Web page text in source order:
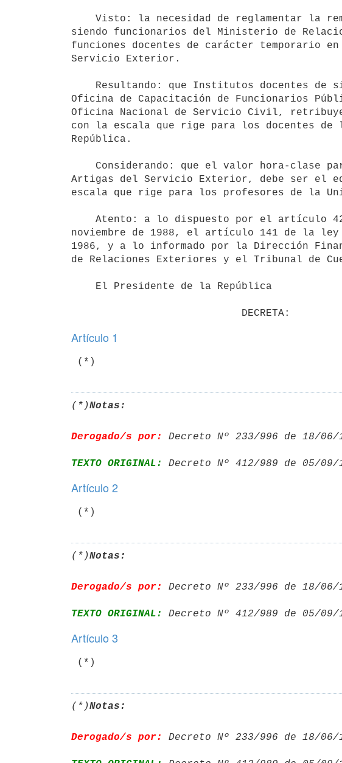
siendo funcionarios del Ministerio de
funciones docentes de carácter temporario
Servicio Exterior.
Oficina de Capacitación de Funcionarios
Oficina Nacional de Servicio Civil, retribuye
con la escala que rige para los docentes de
República.
Artigas del Servicio Exterior, debe ser el
escala que rige para los profesores de la
noviembre de 1988, el artículo 141 de la
1986, y a lo informado por la Dirección
de Relaciones Exteriores y el Tribunal de
Artículo 1
(*)Notas:
Derogado/s por: Decreto Nº 233/996 de 18/
TEXTO ORIGINAL: Decreto Nº 412/989 de 05/
Artículo 2
(*)Notas:
Derogado/s por: Decreto Nº 233/996 de 18/
TEXTO ORIGINAL: Decreto Nº 412/989 de 05/
Artículo 3
(*)Notas:
Derogado/s por: Decreto Nº 233/996 de 18/